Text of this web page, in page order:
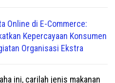
Online di E-Commerce:
Kepercayaan Konsumen
Organisasi Ekstra
ini, carilah jenis makanan